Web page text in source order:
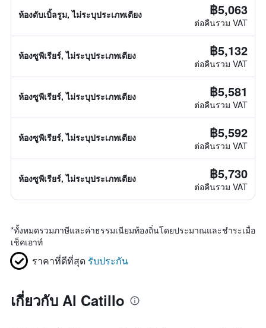
ห้องดับเบิ้ลรูม, ไม่ระบุประเภทเตียง ฿5,063
ต่อคืนรวม VAT
ห้องซูพีเรียร์, ไม่ระบุประเภทเตียง ฿5,132
ต่อคืนรวม VAT
ห้องซูพีเรียร์, ไม่ระบุประเภทเตียง ฿5,581
ต่อคืนรวม VAT
ห้องซูพีเรียร์, ไม่ระบุประเภทเตียง ฿5,592
ต่อคืนรวม VAT
ห้องซูพีเรียร์, ไม่ระบุประเภทเตียง ฿5,730
ต่อคืนรวม VAT
*ทั้งหมดรวมภาษีและค่าธรรมเนียมท้องถิ่นโดยประมาณและชำระเมื่อ
เช็คเอาท์
ราคาที่ดีที่สุด รับประกัน
เกี่ยวกับ Al Catillo